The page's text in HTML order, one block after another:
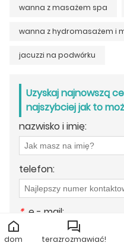
wanna z masażem spa
wanna z hydromasażem i
jacuzzi na podwórku
Uzyskaj najnowszą
najszybciej jak to
nazwisko i imię:
telefon:
* e - mail:
dom terazrozmawiać!